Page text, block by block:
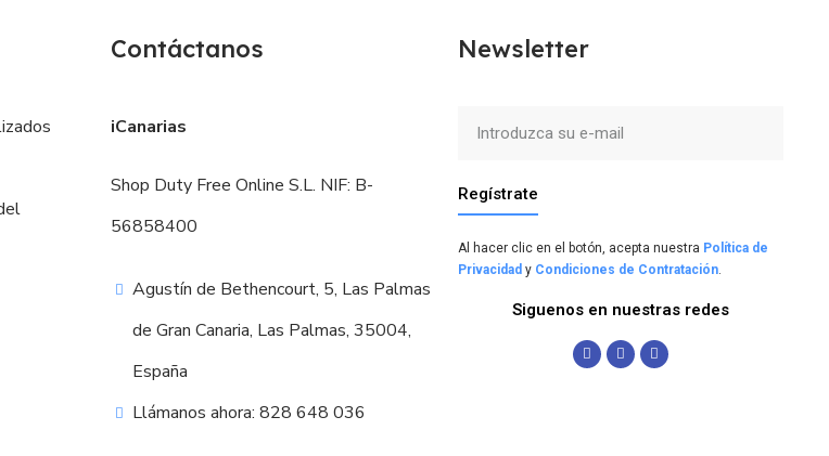
Contáctanos
iCanarias
Shop Duty Free Online S.L. NIF: B-
56858400
Agustín de Bethencourt, 5, Las Palmas
de Gran Canaria, Las Palmas, 35004,
España
Llámanos ahora: 828 648 036
Newsletter
Regístrate
Al hacer clic en el botón, acepta nuestra Política de
Privacidad y Condiciones de Contratación
Siguenos en nuestras redes